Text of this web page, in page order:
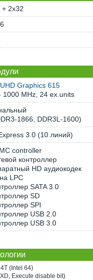
+ 2x32
Graphics 615
1000 MHz, 24 ex.units
1866, DDR3L-1600)
3.0 (10 линий)
controller
контроллер
HD аудиокодек
LPC
SATA 3.0
SD
SPI
USB 2.0
USB 3.0
(Intel 64)
Execute disable bit)